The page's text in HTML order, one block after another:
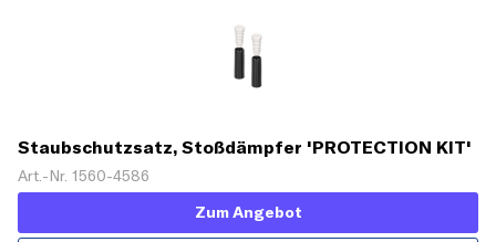
Staubschutzsatz, Stoßdämpfer 'PROTECTION KIT'
Art.-Nr. 1560-4586
Zum Angebot